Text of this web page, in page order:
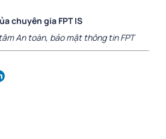
chuyên gia FPT IS
An toàn, bảo mật thông tin FPT